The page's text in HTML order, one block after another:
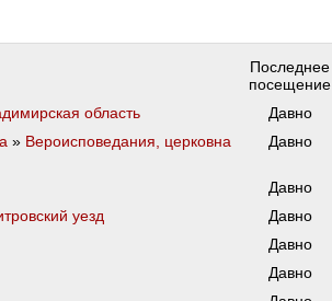
Последнее
посещение
область Давно
» Вероисповедания, церковна
Давно
Давно
уезд Давно
Давно
Давно